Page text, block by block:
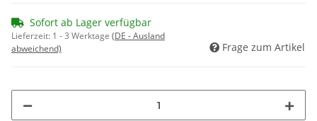
Sofort ab Lager verfügbar
Lieferzeit: 1 - 3 Werktage (DE - Ausland
abweichend)
Frage zum Artikel